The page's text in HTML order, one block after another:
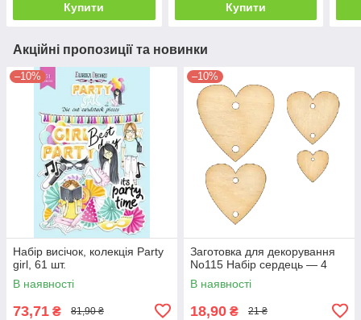
Купити Купити
Акційні пропозиції та новинки
–10%
Набір висічок, колекція Party
girl, 61 шт.
В наявності
73,71 ₴ 81,90 ₴
–10%
Заготовка для декорування
No115 Набір сердець — 4
В наявності
18,90 ₴ 21 ₴